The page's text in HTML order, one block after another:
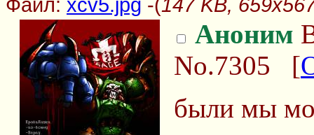
Аноним
No.7305 [
были мы